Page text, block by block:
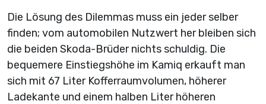
Die Lösung des Dilemmas muss ein jeder selber
finden; vom automobilen Nutzwert her bleiben sich
die beiden Skoda-Brüder nichts schuldig. Die
bequemere Einstiegshöhe im Kamiq erkauft man
sich mit 67 Liter Kofferraumvolumen, höherer
Ladekante und einem halben Liter höheren